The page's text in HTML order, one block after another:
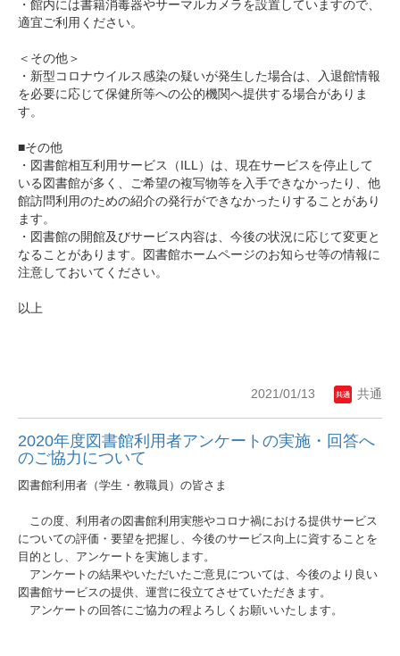
・館内には書籍消毒器やサーマルカメラを設置していますので、
適宜ご利用ください。
＜その他＞
・新型コロナウイルス感染の疑いが発生した場合は、入退館情報
を必要に応じて保健所等への公的機関へ提供する場合がありま
す。
■その他
・図書館相互利用サービス（ILL）は、現在サービスを停止して
いる図書館が多く、ご希望の複写物等を入手できなかったり、他
館訪問利用のための紹介の発行ができなかったりすることがあり
ます。
・図書館の開館及びサービス内容は、今後の状況に応じて変更と
なることがあります。図書館ホームページのお知らせ等の情報に
注意しておいてください。
以上
2021/01/13 共通
2020年度図書館利用者アンケートの実施・回答へ
のご協力について
図書館利用者（学生・教職員）の皆さま
この度、利用者の図書館利用実態やコロナ禍における提供サービス
についての評価・要望を把握し、今後のサービス向上に資することを
目的とし、アンケートを実施します。
アンケートの結果やいただいたご意見については、今後のより良い
図書館サービスの提供、運営に役立てさせていただきます。
アンケートの回答にご協力の程よろしくお願いいたします。